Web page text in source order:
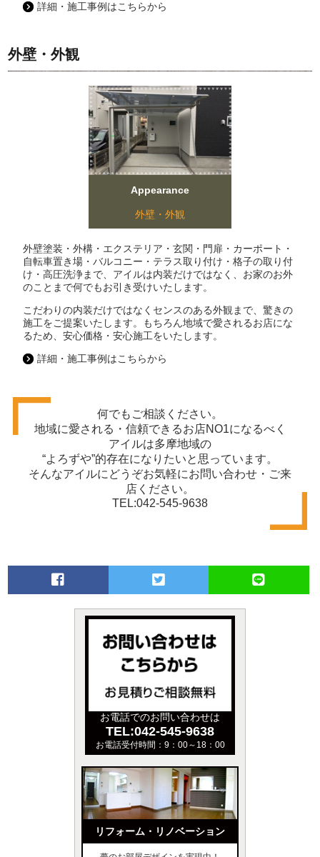
詳細・施工事例はこちらから
外壁・外観
Appearance
外壁・外観
外壁塗装・外構・エクステリア・玄関・門扉・カーポート・
自転車置き場・バルコニー・テラス取り付け・格子の取り付
け・高圧洗浄まで、アイルは内装だけではなく、お家のお外
のことまで何でもお引き受けいたします。
こだわりの内装だけではなくセンスのある外観まで、驚きの
施工をご提案いたします。もちろん地域で愛されるお店にな
るため、安心価格・安心施工をいたします。
詳細・施工事例はこちらから
何でもご相談ください。
地域に愛される・信頼できるお店NO1になるべく
アイルは多摩地域の
“よろずや”的存在になりたいと 思っています。
そんなアイルにどうぞお気軽にお問い合わせ・ご来
店ください。
TEL:042-545-9638
お電話でのお問い合わせは
TEL:042-545-9638
お電話受付時間：9：00～18：00
リフォーム・リノベーション